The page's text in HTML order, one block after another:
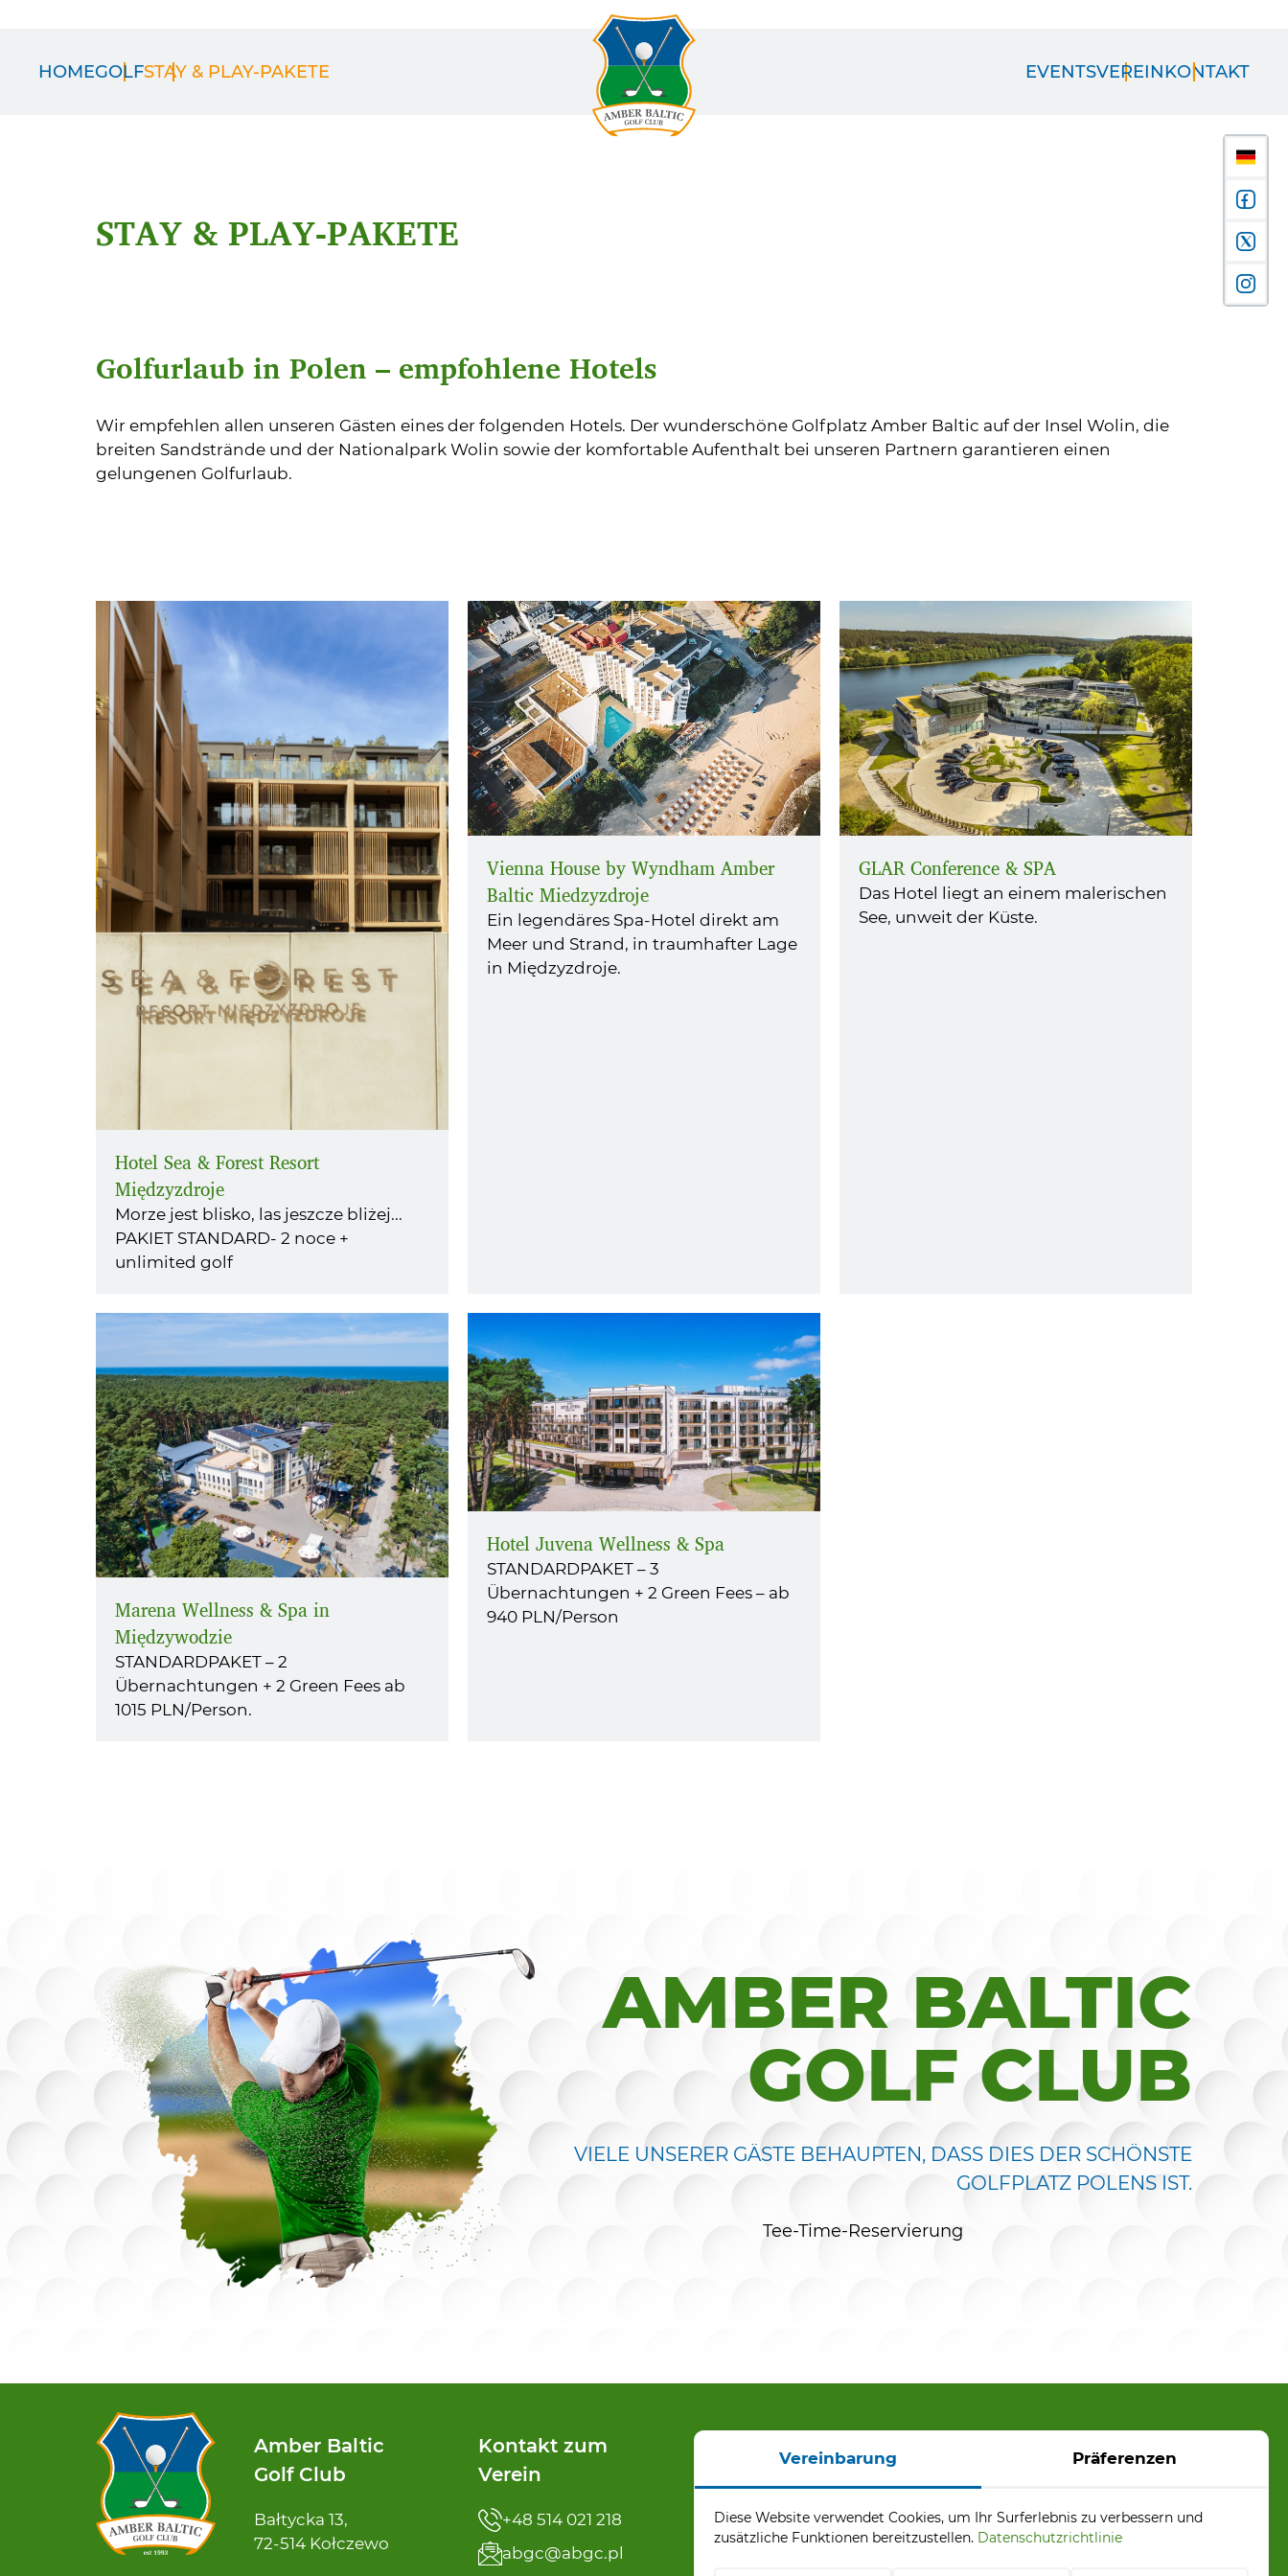
HOMEGOLFSTAY & PLAY-PAKETE EVENTSVEREINKONTAKT
STAY & PLAY-PAKETE
Golfurlaub in Polen – empfohlene Hotels
Wir empfehlen allen unseren Gästen eines der folgenden Hotels. Der wunderschöne Golfplatz Amber Baltic auf der Insel Wolin, die
breiten Sandstrände und der Nationalpark Wolin sowie der komfortable Aufenthalt bei unseren Partnern garantieren einen
gelungenen Golfurlaub.
Hotel Sea & Forest Resort
Międzyzdroje
Morze jest blisko, las jeszcze bliżej...
PAKIET STANDARD- 2 noce +
unlimited golf
Vienna House by Wyndham Amber
Baltic Miedzyzdroje
Ein legendäres Spa-Hotel direkt am
Meer und Strand, in traumhafter Lage
in Międzyzdroje.
GLAR Conference & SPA
Das Hotel liegt an einem malerischen
See, unweit der Küste.
Marena Wellness & Spa in
Międzywodzie
STANDARDPAKET – 2
Übernachtungen + 2 Green Fees ab
1015 PLN/Person.
Hotel Juvena Wellness & Spa
STANDARDPAKET – 3
Übernachtungen + 2 Green Fees – ab
940 PLN/Person
AMBER BALTIC
GOLF CLUB
VIELE UNSERER GÄSTE BEHAUPTEN, DASS DIES DER SCHÖNSTE
GOLFPLATZ POLENS IST.
Tee-Time-Reservierung
Amber Baltic
Golf Club
Bałtycka 13,
72-514 Kołczewo
Kontakt zum
Verein
+48 514 021 218
abgc@abgc.pl
+48 91 32 65 110
Turniere
Pakete „Stay & Play“
Golf lernen
Vereinbarung Präferenzen
Diese Website verwendet Cookies, um Ihr Surferlebnis zu verbessern und
zusätzliche Funktionen bereitzustellen. Datenschutzrichtlinie